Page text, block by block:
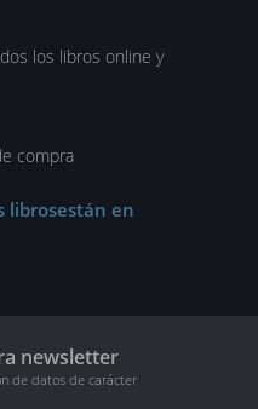
los libros online y
compra
librosestán en
newsletter
de datos de carácter